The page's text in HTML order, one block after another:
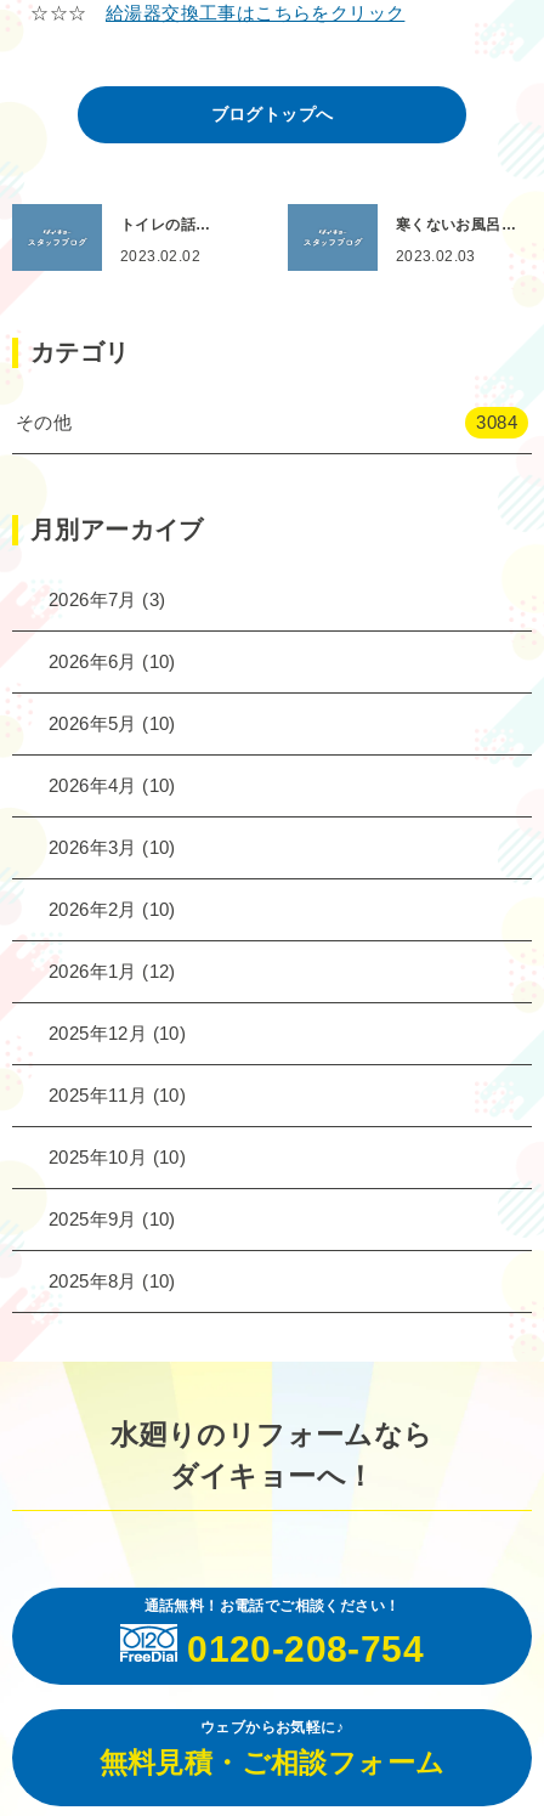
☆☆☆ 給湯器交換工事はこちらをクリック
ブログトップへ
トイレの話…
2023.02.02
寒くないお風呂…
2023.02.03
カテゴリ
その他 3084
月別アーカイブ
2026年7月 (3)
2026年6月 (10)
2026年5月 (10)
2026年4月 (10)
2026年3月 (10)
2026年2月 (10)
2026年1月 (12)
2025年12月 (10)
2025年11月 (10)
2025年10月 (10)
2025年9月 (10)
2025年8月 (10)
水廻りのリフォームなら
ダイキョーへ！
通話無料！お電話でご相談ください！
0120-208-754
ウェブからお気軽に♪
無料見積・ご相談フォーム